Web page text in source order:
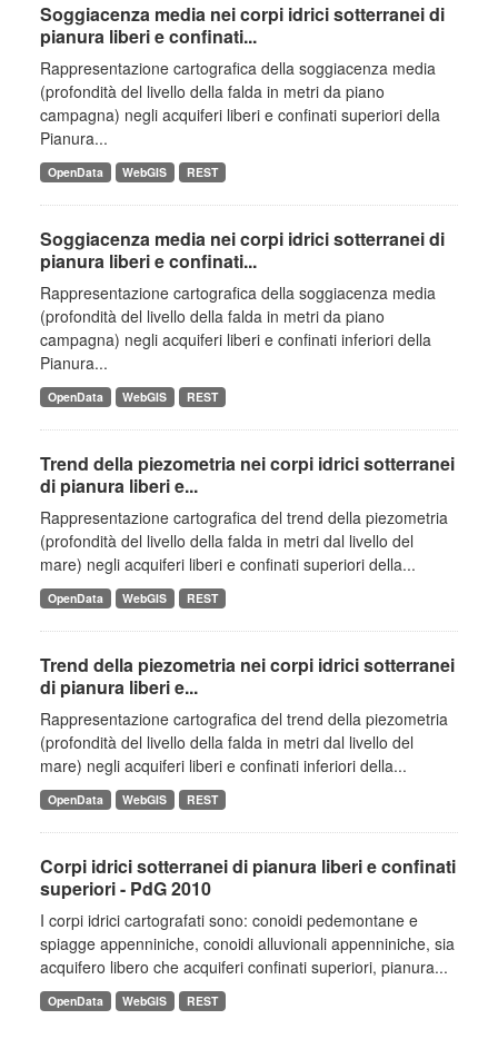
Soggiacenza media nei corpi idrici sotterranei di
pianura liberi e confinati...
Rappresentazione cartografica della soggiacenza media
(profondità del livello della falda in metri da piano
campagna) negli acquiferi liberi e confinati superiori della
Pianura...
OpenData WebGIS REST
Soggiacenza media nei corpi idrici sotterranei di
pianura liberi e confinati...
Rappresentazione cartografica della soggiacenza media
(profondità del livello della falda in metri da piano
campagna) negli acquiferi liberi e confinati inferiori della
Pianura...
OpenData WebGIS REST
Trend della piezometria nei corpi idrici sotterranei
di pianura liberi e...
Rappresentazione cartografica del trend della piezometria
(profondità del livello della falda in metri dal livello del
mare) negli acquiferi liberi e confinati superiori della...
OpenData WebGIS REST
Trend della piezometria nei corpi idrici sotterranei
di pianura liberi e...
Rappresentazione cartografica del trend della piezometria
(profondità del livello della falda in metri dal livello del
mare) negli acquiferi liberi e confinati inferiori della...
OpenData WebGIS REST
Corpi idrici sotterranei di pianura liberi e confinati
superiori - PdG 2010
I corpi idrici cartografati sono: conoidi pedemontane e
spiagge appenniniche, conoidi alluvionali appenniniche, sia
acquifero libero che acquiferi confinati superiori, pianura...
OpenData WebGIS REST